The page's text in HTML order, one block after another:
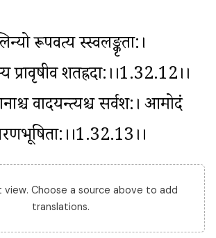
रूपवत्य स्स्वलङ्कृता:।
प्रावृषीव शतह्रदा:।।1.32.12।।
वादयन्त्यश्च सर्वश:। आमोदं
view. Choose a source above to add
translations.